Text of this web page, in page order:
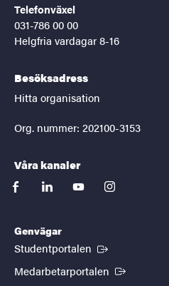
Telefonväxel
031-786 00 00
Helgfria vardagar 8-16
Besöksadress
Hitta organisation
Org. nummer: 202100-3153
Våra kanaler
facebooklinkedinyoutubeinstagram
Genvägar
Studentportalen (Extern länk)
Medarbetarportalen (Extern länk)